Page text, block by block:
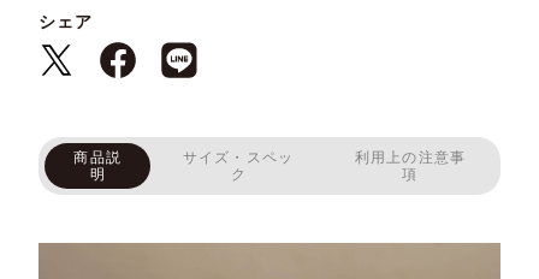
シェア
商品説
明
サイズ・スペッ
ク
利用上の注意事
項